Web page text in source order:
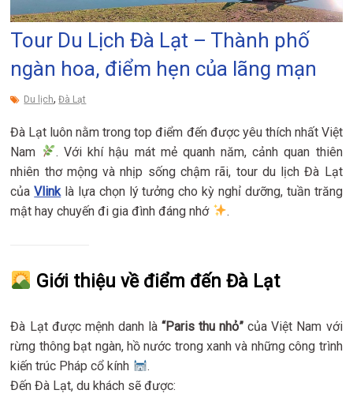
Tour Du Lịch Đà Lạt – Thành phố
ngàn hoa, điểm hẹn của lãng mạn
Du lịch,Đà Lạt
Đà Lạt luôn nằm trong top điểm đến được yêu thích nhất Việt
Nam
. Với khí hậu mát mẻ quanh năm, cảnh quan thiên
nhiên thơ mộng và nhịp sống chậm rãi, tour du lịch Đà Lạt
củaVlink là lựa chọn lý tưởng cho kỳ nghỉ dưỡng, tuần trăng
mật hay chuyến đi gia đình đáng nhớ
.
Giới thiệu về điểm đến Đà Lạt
Đà Lạt được mệnh danh là “Paris thu nhỏ” của Việt Nam với
rừng thông bạt ngàn, hồ nước trong xanh và những công trình
kiến trúc Pháp cổ kính
.
Đến Đà Lạt, du khách sẽ được: